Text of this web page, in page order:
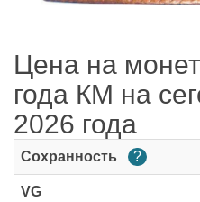
Цена на
года КМ на
2026 года
Сохранность ?
VG